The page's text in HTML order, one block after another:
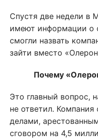
Спустя две недели в
имеют информации о
смогли назвать
зайти вместо
Почему
Это главный вопрос,
не ответил.
делами,
сговором на 4,5